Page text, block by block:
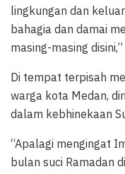
lingkungan dan
bahagia dan damai
masing-masing
Di tempat terpisah
warga kota Medan,
dalam kebhinekaan
“Apalagi mengingat
bulan suci Ramadan